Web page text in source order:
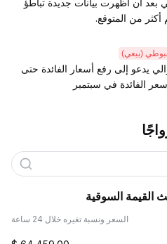
بعد أن أظهرت بيانات جديدة تباطؤ
أكثر من المتوقع.
(بيعي)
يدعو إلى رفع أسعار الفائدة حتى
الفائدة في سبتمبر
القيمة السوقية
السعر ونسبة تغيره خلال 24 ساعة